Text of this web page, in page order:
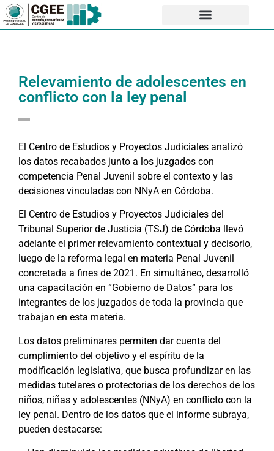
Relevamiento de adolescentes en
conflicto con la ley penal
El Centro de Estudios y Proyectos Judiciales analizó
los datos recabados junto a los juzgados con
competencia Penal Juvenil sobre el contexto y las
decisiones vinculadas con NNyA en Córdoba.
El Centro de Estudios y Proyectos Judiciales del
Tribunal Superior de Justicia (TSJ) de Córdoba llevó
adelante el primer relevamiento contextual y decisorio,
luego de la reforma legal en materia Penal Juvenil
concretada a fines de 2021. En simultáneo, desarrolló
una capacitación en “Gobierno de Datos” para los
integrantes de los juzgados de toda la provincia que
trabajan en esta materia.
Los datos preliminares permiten dar cuenta del
cumplimiento del objetivo y el espíritu de la
modificación legislativa, que busca profundizar en las
medidas tutelares o protectorias de los derechos de los
niños, niñas y adolescentes (NNyA) en conflicto con la
ley penal. Dentro de los datos que el informe subraya,
pueden destacarse: